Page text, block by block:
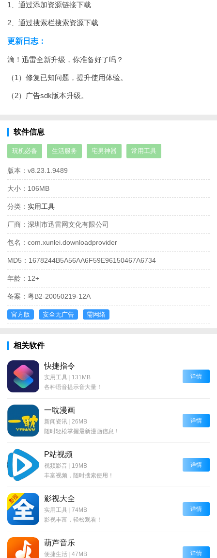
1、通过添加资源链接下载
2、通过搜索栏搜索资源下载
更新日志：
滴！迅雷全新升级，你准备好了吗？
（1）修复已知问题，提升使用体验。
（2）广告sdk版本升级。
软件信息
玩机必备 生活服务 宅男神器 常用工具
版本： v8.23.1.9489
大小： 106MB
分类： 实用工具
厂商： 深圳市迅雷网文化有限公司
包名： com.xunlei.downloadprovider
MD5： 1678244B5A56AA6F59E96150467A6734
年龄： 12+
备案： 粤B2-20050219-12A
官方版 安全无广告 需网络
相关软件
快捷指令
实用工具 | 131MB
各种语音提示音大量！
详情
一耽漫画
新闻资讯 | 26MB
随时轻松掌握最新漫画信息！
详情
P站视频
视频影音 | 19MB
丰富视频，随时搜索使用！
详情
影视大全
实用工具 | 74MB
影视丰富，轻松观看！
详情
葫芦音乐
便捷生活 | 47MB
详情